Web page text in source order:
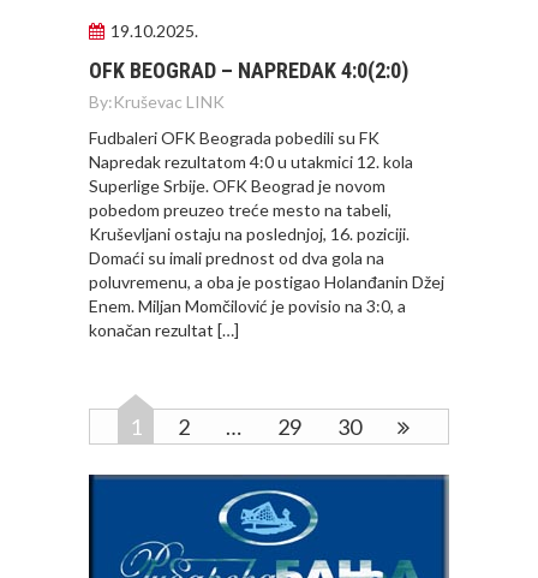
19.10.2025.
OFK BEOGRAD – NAPREDAK 4:0(2:0)
By:Kruševac LINK
Fudbaleri OFK Beograda pobedili su FK
Napredak rezultatom 4:0 u utakmici 12. kola
Superlige Srbije. OFK Beograd je novom
pobedom preuzeo treće mesto na tabeli,
Kruševljani ostaju na poslednjoj, 16. poziciji.
Domaći su imali prednost od dva gola na
poluvremenu, a oba je postigao Holanđanin Džej
Enem. Miljan Momčilović je povisio na 3:0, a
konačan rezultat […]
1 2 … 29 30